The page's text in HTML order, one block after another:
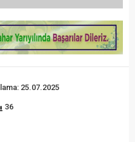
25.07.2025
36